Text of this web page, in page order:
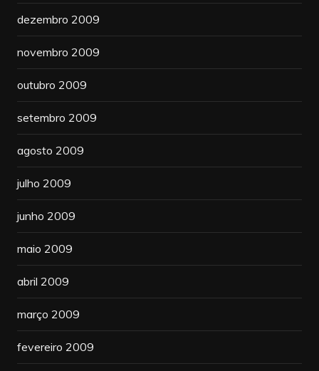
dezembro 2009
novembro 2009
outubro 2009
setembro 2009
agosto 2009
julho 2009
junho 2009
maio 2009
abril 2009
março 2009
fevereiro 2009